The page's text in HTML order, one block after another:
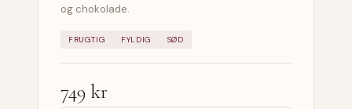
og chokolade.
FRUGTIG FYLDIG SØD
749 kr